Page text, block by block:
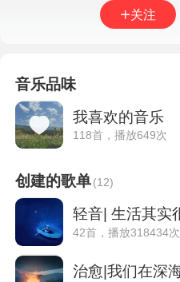
关注
音乐品味
我喜欢的音乐
118首，播放649次
创建的歌单(12)
42首，播放318434次